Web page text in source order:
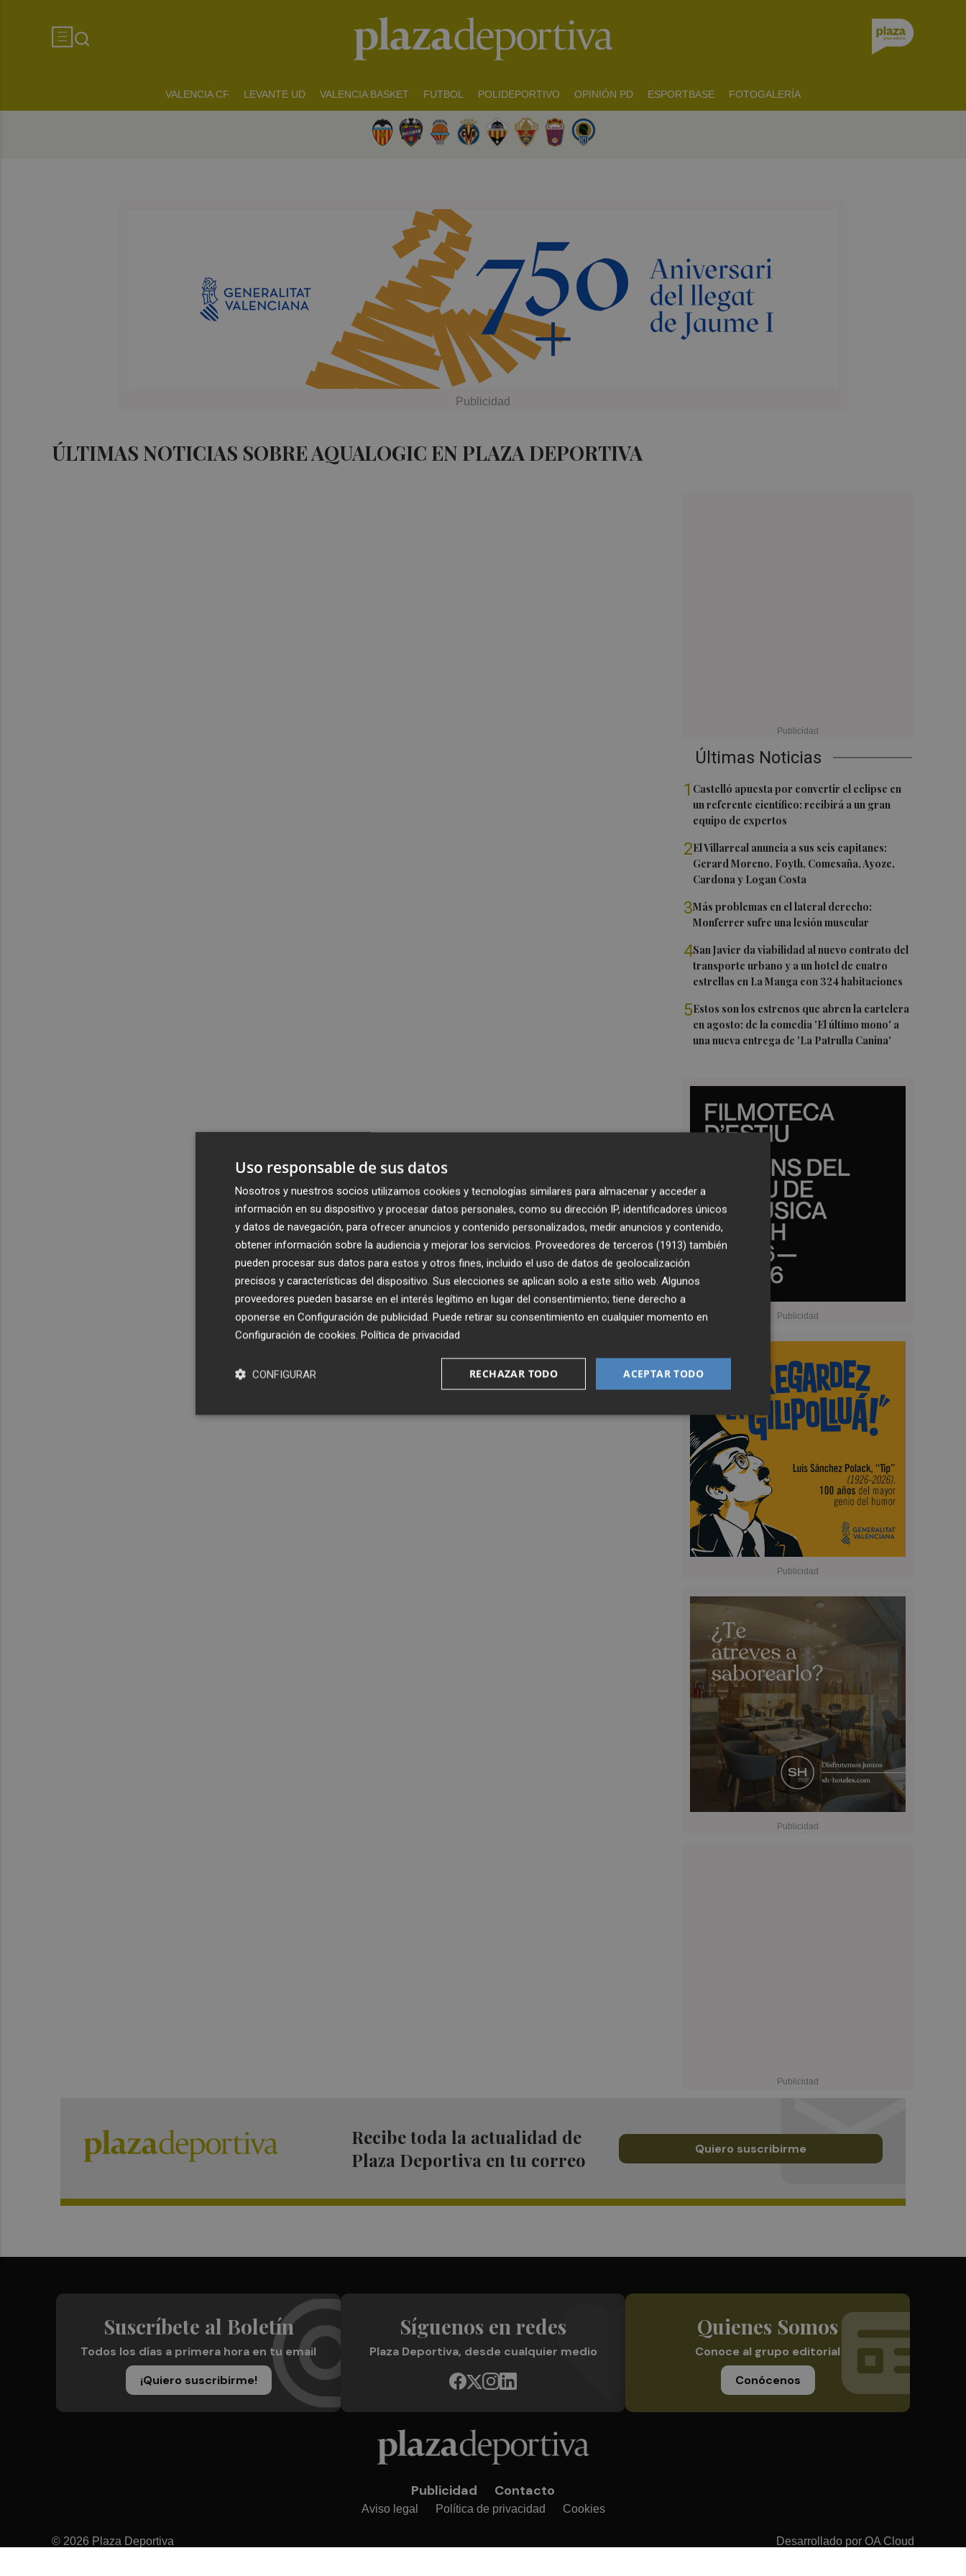
VALENCIA CF LEVANTE UD VALENCIA BASKET FUTBOL POLIDEPORTIVO OPINIÓN PD ESPORTBASE FOTOGALERÍA
ÚLTIMAS NOTICIAS SOBRE AQUALOGIC EN PLAZA DEPORTIVA
Últimas Noticias
1 Castelló apuesta por convertir el eclipse en
un referente científico: recibirá a un gran
equipo de expertos
2El Villarreal anuncia a sus seis capitanes:
Gerard Moreno, Foyth, Comesaña, Ayoze,
Cardona y Logan Costa
3Más problemas en el lateral derecho:
Monferrer sufre una lesión muscular
4San Javier da viabilidad al nuevo contrato del
transporte urbano y a un hotel de cuatro
estrellas en La Manga con 324 habitaciones
5Estos son los estrenos que abren la cartelera
en agosto: de la comedia 'El último mono' a
una nueva entrega de 'La Patrulla Canina'
Recibe toda la actualidad de
Plaza Deportiva en tu correo
Quiero suscribirme
Suscríbete al Boletín
Todos los días a primera hora en tu email
¡Quiero suscribirme!
Síguenos en redes
Plaza Deportiva, desde cualquier medio
Quienes Somos
Conoce al grupo editorial
Conócenos
Publicidad Contacto
Aviso legal Política de privacidad Cookies
© 2026 Plaza Deportiva Desarrollado por OA Cloud
Uso responsable de sus datos
Nosotros y nuestros socios utilizamos cookies y tecnologías similares para almacenar y acceder a
información en su dispositivo y procesar datos personales, como su dirección IP, identificadores únicos
y datos de navegación, para ofrecer anuncios y contenido personalizados, medir anuncios y contenido,
obtener información sobre la audiencia y mejorar los servicios. Proveedores de terceros (1913) también
pueden procesar sus datos para estos y otros fines, incluido el uso de datos de geolocalización
precisos y características del dispositivo. Sus elecciones se aplican solo a este sitio web. Algunos
proveedores pueden basarse en el interés legítimo en lugar del consentimiento; tiene derecho a
oponerse en Configuración de publicidad. Puede retirar su consentimiento en cualquier momento en
Configuración de cookies. Política de privacidad
ACEPTAR TODO
RECHAZAR TODO
CONFIGURAR